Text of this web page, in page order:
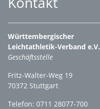
Württembergischer
Leichtathletik-Verband e.V.
Geschäftsstelle
Fritz-Walter-Weg 19
70372 Stuttgart
Telefon: 0711 28077-700